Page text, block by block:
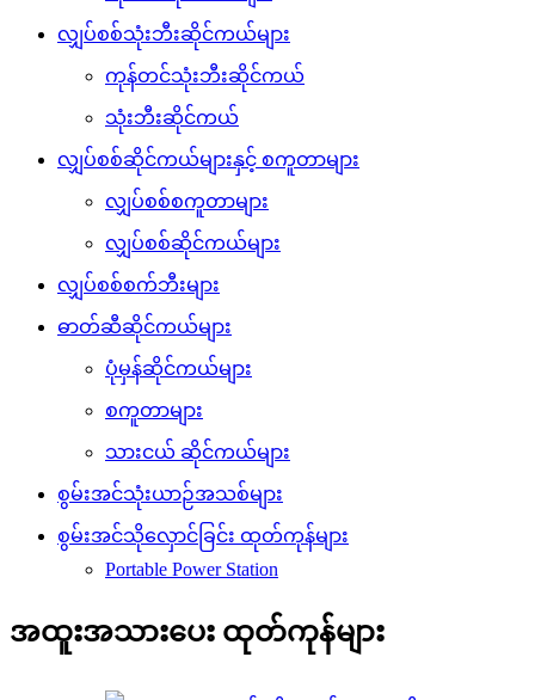
လျှပ်စစ်သုံးဘီးဆိုင်ကယ်များ
ကုန်တင်သုံးဘီးဆိုင်ကယ်
သုံးဘီးဆိုင်ကယ်
လျှပ်စစ်ဆိုင်ကယ်များနှင့် စကူတာများ
လျှပ်စစ်စကူတာများ
လျှပ်စစ်ဆိုင်ကယ်များ
လျှပ်စစ်စက်ဘီးများ
ဓာတ်ဆီဆိုင်ကယ်များ
ပုံမှန်ဆိုင်ကယ်များ
စကူတာများ
သားငယ် ဆိုင်ကယ်များ
စွမ်းအင်သုံးယာဉ်အသစ်များ
စွမ်းအင်သိုလှောင်ခြင်း ထုတ်ကုန်များ
Portable Power Station
အထူးအသားပေး ထုတ်ကုန်များ